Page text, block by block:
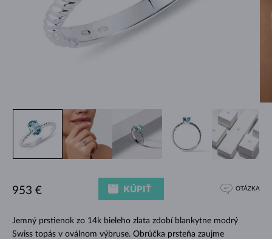
Jemný prstienok zo 14k bieleho zlata zdobí blankytne modrý
Swiss topás v oválnom výbruse. Obrúčka prsteňa zaujme
953 € KÚPIŤ OTÁZKA